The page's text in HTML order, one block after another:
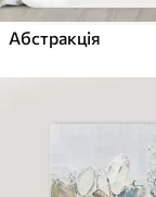
Абстракція